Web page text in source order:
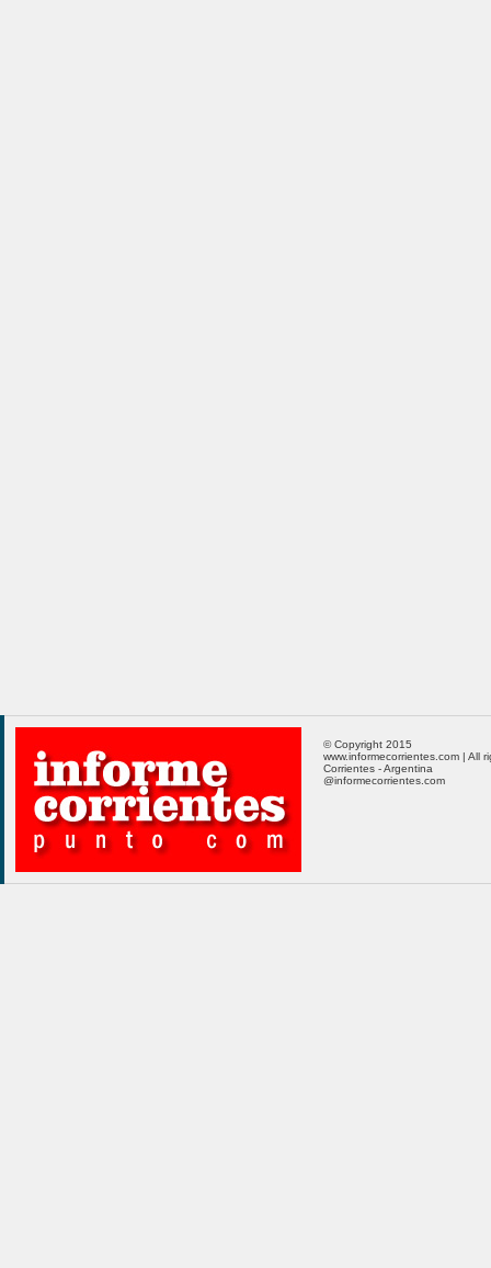
© Copyright 2015
www.informecorrientes.com | All
Corrientes - Argentina
@informecorrientes.com